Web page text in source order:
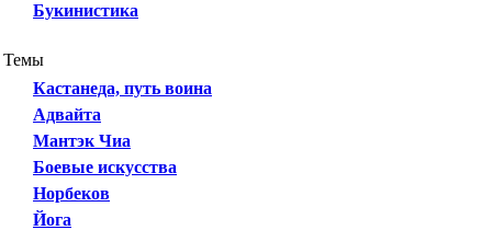
Букинистика
Темы
Кастанеда, путь воина
Адвайта
Мантэк Чиа
Боевые искусства
Норбеков
Йога